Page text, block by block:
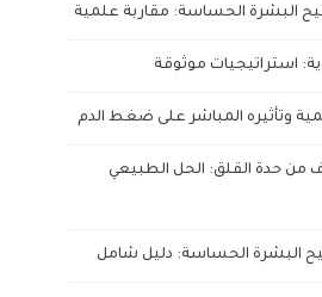
البشرة الحساسة: مقاربة علمية
استراتيجيات موثوقة
وتأثيره المباشر على ضغط الدم
حدة القلق: الحل الطبيعي
البشرة الحساسة: دليل شامل